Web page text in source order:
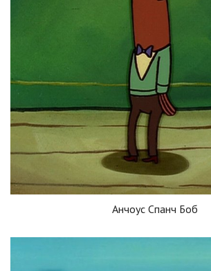
Анчоус Спанч Боб